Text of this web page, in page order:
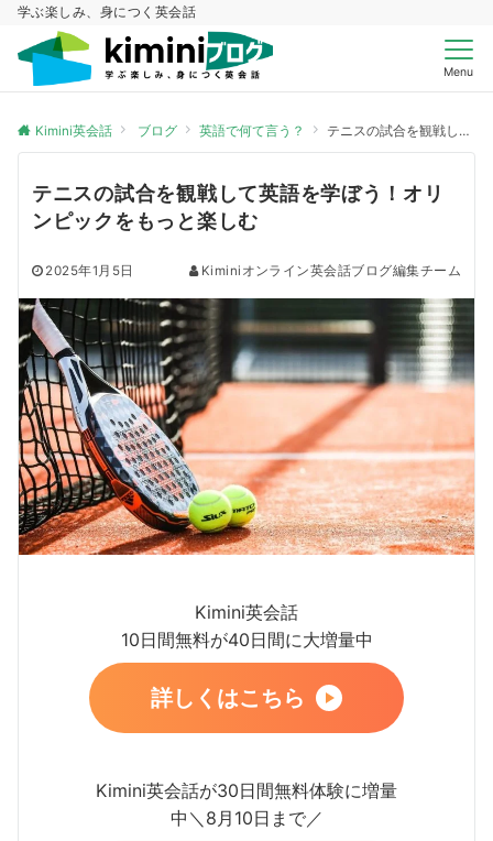
学ぶ楽しみ、身につく英会話
Menu
Kimini英会話 ブログ 英語で何て言う？ テニスの試合を観戦して英語を学ぼう！オリンピックをもっと楽しむ
テニスの試合を観戦して英語を学ぼう！オリ
ンピックをもっと楽しむ
2025年1月5日 Kiminiオンライン英会話ブログ編集チーム
Kimini英会話
10日間無料が40日間に大増量中
詳しくはこちら
Kimini英会話が30日間無料体験に増量
中＼8月10日まで／